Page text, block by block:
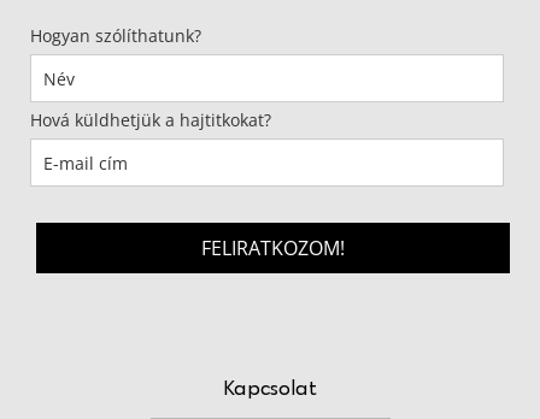
Hogyan szólíthatunk?
Hová küldhetjük a hajtitkokat?
FELIRATKOZOM!
Kapcsolat